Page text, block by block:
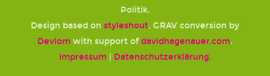
Politik.
Design based on styleshout, GRAV conversion by
Devlom with support ofdavidhagenauer.com.
Impressum| Datenschutzerklärung.